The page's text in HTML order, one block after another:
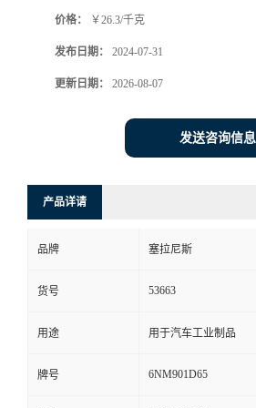
价格： ￥26.3/千克
发布日期： 2024-07-31
更新日期： 2026-08-07
发送咨询信息
产品详请
品牌 塞拉尼斯
货号 53663
用途 用于汽车工业制品
牌号 6NM901D65